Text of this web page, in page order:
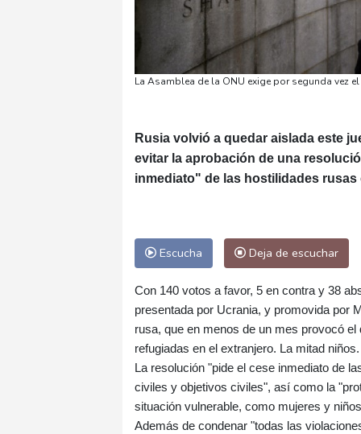
La Asamblea de la ONU exige por segunda vez
Rusia volvió a quedar aislada este
evitar la aprobación de una
inmediato" de las hostilidades
Escucha Deja de escuchar
Con 140 votos a favor, 5 en contra y 38
presentada por Ucrania, y promovida por
rusa, que en menos de un mes provocó
refugiadas en el extranjero. La mitad niños.
La resolución "pide el cese inmediato de
civiles y objetivos civiles", así como la
situación vulnerable, como mujeres y
Además de condenar "todas las